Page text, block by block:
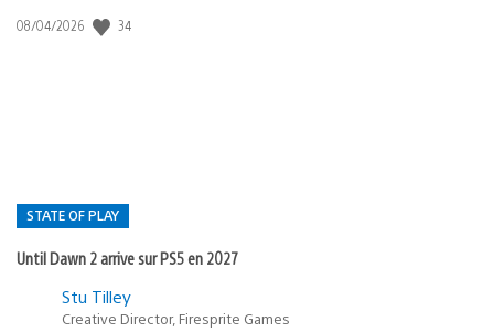
Date
08/04/2026 34
STATE OF PLAY
Until Dawn 2 arrive sur PS5 en 2027
PostéeStu Tilley
Creative Director, Firesprite Games